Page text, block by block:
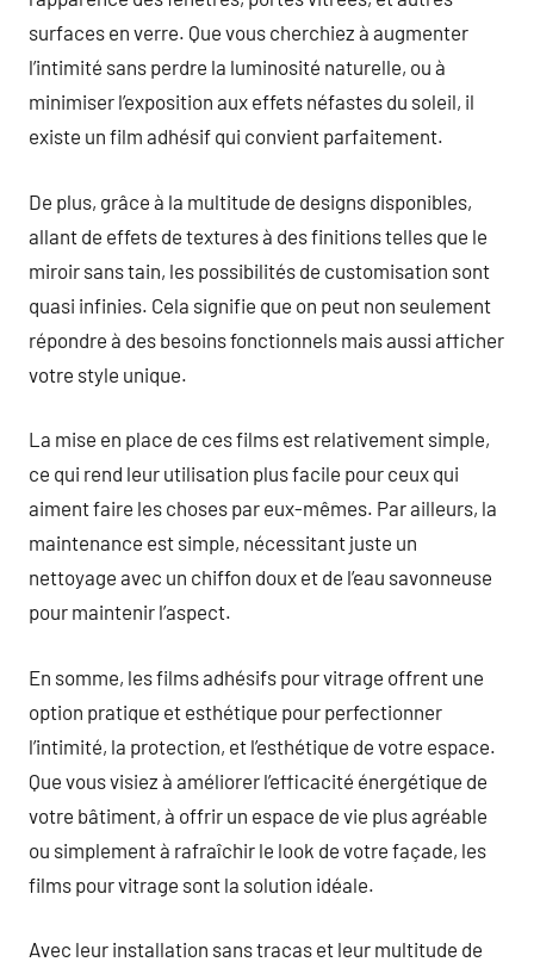
surfaces en verre. Que vous cherchiez à augmenter
l’intimité sans perdre la luminosité naturelle, ou à
minimiser l’exposition aux effets néfastes du soleil, il
existe un film adhésif qui convient parfaitement.
De plus, grâce à la multitude de designs disponibles,
allant de effets de textures à des finitions telles que le
miroir sans tain, les possibilités de customisation sont
quasi infinies. Cela signifie que on peut non seulement
répondre à des besoins fonctionnels mais aussi afficher
votre style unique.
La mise en place de ces films est relativement simple,
ce qui rend leur utilisation plus facile pour ceux qui
aiment faire les choses par eux-mêmes. Par ailleurs, la
maintenance est simple, nécessitant juste un
nettoyage avec un chiffon doux et de l’eau savonneuse
pour maintenir l’aspect.
En somme, les films adhésifs pour vitrage offrent une
option pratique et esthétique pour perfectionner
l’intimité, la protection, et l’esthétique de votre espace.
Que vous visiez à améliorer l’efficacité énergétique de
votre bâtiment, à offrir un espace de vie plus agréable
ou simplement à rafraîchir le look de votre façade, les
films pour vitrage sont la solution idéale.
Avec leur installation sans tracas et leur multitude de